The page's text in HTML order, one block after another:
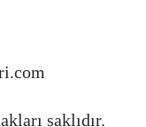
saklıdır.